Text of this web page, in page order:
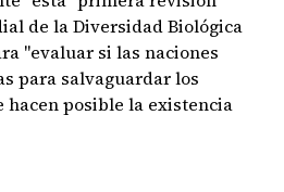
de la Diversidad Biológica
"evaluar si las naciones
para salvaguardar los
hacen posible la existencia